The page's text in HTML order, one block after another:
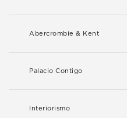
Abercrombie & Kent
Palacio Contigo
Interiorismo